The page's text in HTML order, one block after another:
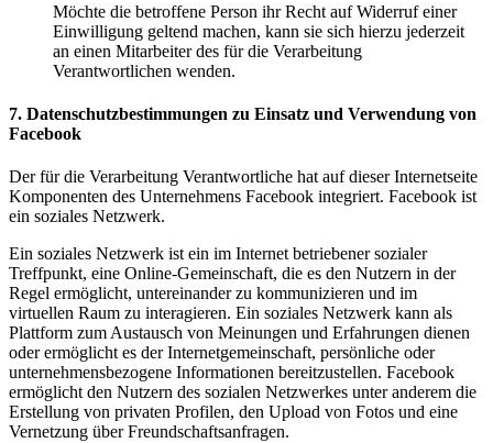
Möchte die betroffene Person ihr Recht auf Widerruf einer
Einwilligung geltend machen, kann sie sich hierzu jederzeit
an einen Mitarbeiter des für die Verarbeitung
Verantwortlichen wenden.
7. Datenschutzbestimmungen zu Einsatz und Verwendung von
Facebook
Der für die Verarbeitung Verantwortliche hat auf dieser Internetseite
Komponenten des Unternehmens Facebook integriert. Facebook ist
ein soziales Netzwerk.
Ein soziales Netzwerk ist ein im Internet betriebener sozialer
Treffpunkt, eine Online-Gemeinschaft, die es den Nutzern in der
Regel ermöglicht, untereinander zu kommunizieren und im
virtuellen Raum zu interagieren. Ein soziales Netzwerk kann als
Plattform zum Austausch von Meinungen und Erfahrungen dienen
oder ermöglicht es der Internetgemeinschaft, persönliche oder
unternehmensbezogene Informationen bereitzustellen. Facebook
ermöglicht den Nutzern des sozialen Netzwerkes unter anderem die
Erstellung von privaten Profilen, den Upload von Fotos und eine
Vernetzung über Freundschaftsanfragen.